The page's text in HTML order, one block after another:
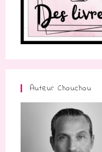
Auteur Chouchou